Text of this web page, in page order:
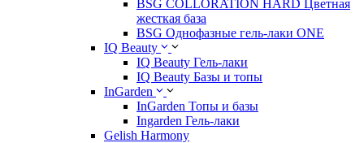
BSG COLLORATION HARD Цветная
жесткая база
BSG Однофазные гель-лаки ONE
IQ Beauty
IQ Beauty Гель-лаки
IQ Beauty Базы и топы
InGarden
InGarden Топы и базы
Ingarden Гель-лаки
Gelish Harmony